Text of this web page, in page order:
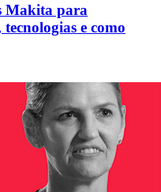
Makita para
e como